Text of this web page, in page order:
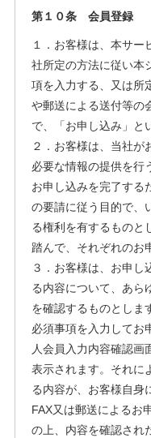
第１０条 会員登録
１．お客様は、本サー
社所定の方法に従い本
項を入力する、又は所
や郵送による送付等の
で、「お申し込み」と
２．お客様は、当社が
必要な情報の提供を行
お申し込みを完了する
の要請に従う目的で、
る権利を有するものと
踏んで、それぞれのお
３．お客様は、お申し
る内容について、あら
を確認するものとしま
必須事項を入力してお
人会員入力内容確認画
表示されます。それに
る内容が、お客様自身
FAX又は郵送によるお
の上、内容を確認され